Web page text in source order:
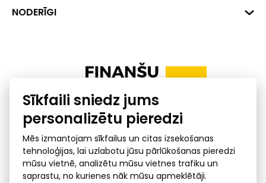
+371 287 18175
Banka: SEB Banka
Dati
Uzņēmumu kredītspējas kalkulators
NODERĪGI
Ombuds
Sīkfaili sniedz jums
personalizētu pieredzi
Mēs izmantojam sīkfailus un citas izsekošanas
tehnoloģijas, lai uzlabotu jūsu pārlūkošanas pieredzi
mūsu vietnē, analizētu mūsu vietnes trafiku un
saprastu, no kurienes nāk mūsu apmeklētāji.